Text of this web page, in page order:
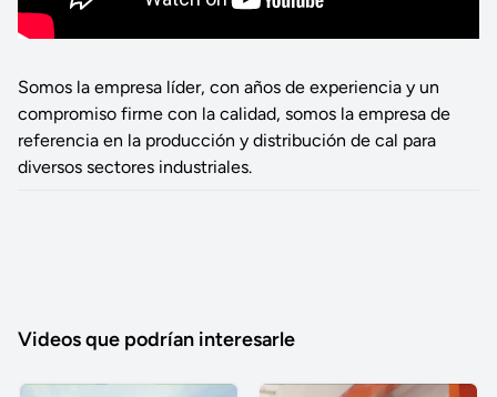
Somos la empresa líder, con años de experiencia y un
compromiso firme con la calidad, somos la empresa de
referencia en la producción y distribución de cal para
diversos sectores industriales.
Videos que podrían interesarle